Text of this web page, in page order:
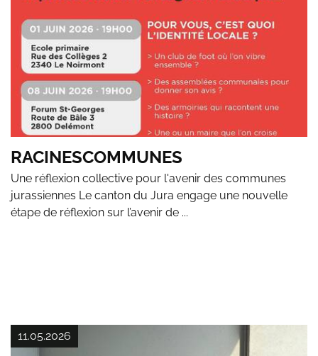
RACINESCOMMUNES
Une réflexion collective pour l'avenir des communes
jurassiennes Le canton du Jura engage une nouvelle
étape de réflexion sur l’avenir de ...
11.05.2026